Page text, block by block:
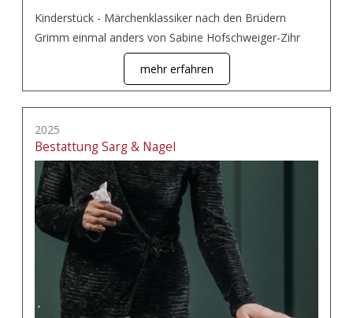
Kinderstück - Märchenklassiker nach den Brüdern
Grimm einmal anders von Sabine Hofschweiger-Zihr
mehr erfahren
2025
Bestattung Sarg & Nagel